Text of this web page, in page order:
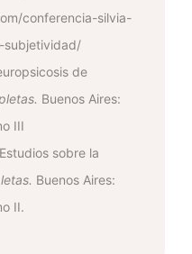
conferencia-silvia-
subjetividad/
de
Buenos Aires:
III
sobre la
Buenos Aires:
II.